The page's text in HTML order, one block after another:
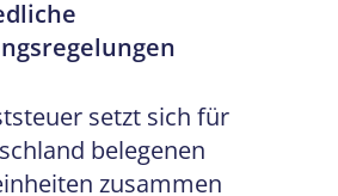
setzt sich für
belegenen
zusammen